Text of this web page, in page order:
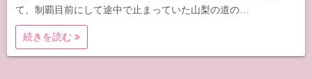
て、制覇目前にして途中で止まっていた山梨の道の…
続きを読む